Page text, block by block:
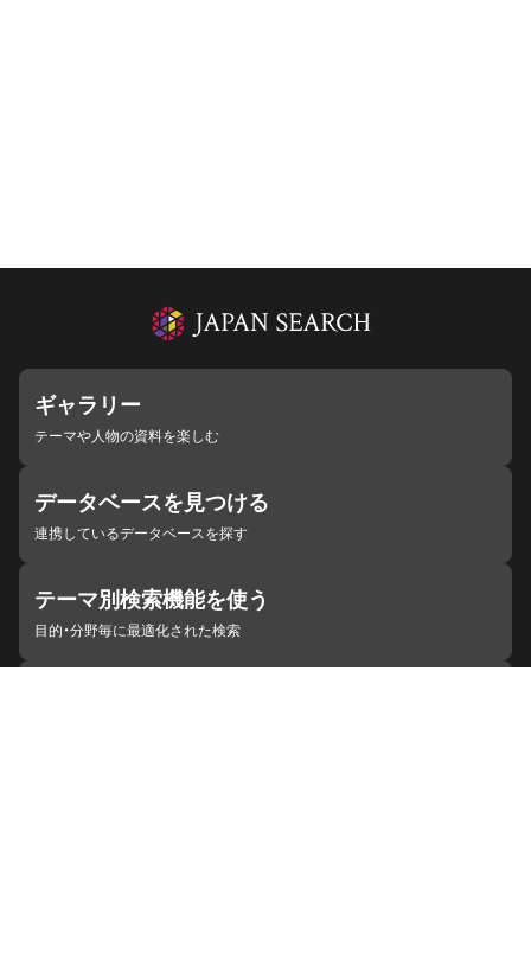
ギャラリー
テーマや人物の資料を楽しむ
データベースを見つける
連携しているデータベースを探す
テーマ別検索機能を使う
目的・分野毎に最適化された検索